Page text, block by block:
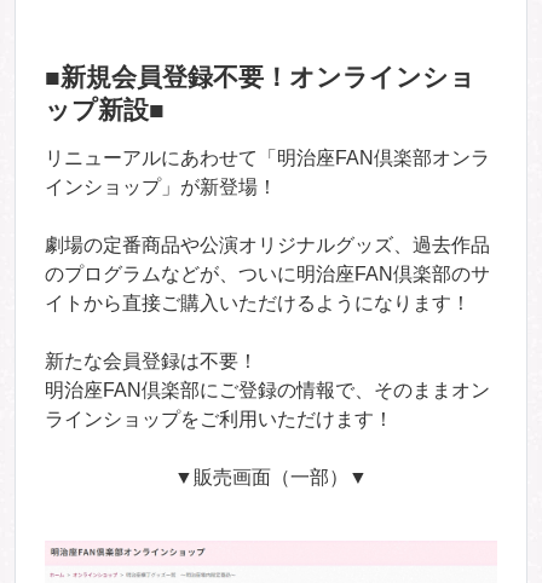
■新規会員登録不要！オンラインショ
ップ新設■
リニューアルにあわせて「明治座FAN倶楽部オンラ
インショップ」が新登場！
劇場の定番商品や公演オリジナルグッズ、過去作品
のプログラムなどが、ついに明治座FAN倶楽部のサ
イトから直接ご購入いただけるようになります！
新たな会員登録は不要！
明治座FAN倶楽部にご登録の情報で、そのままオン
ラインショップをご利用いただけます！
▼販売画面（一部）▼